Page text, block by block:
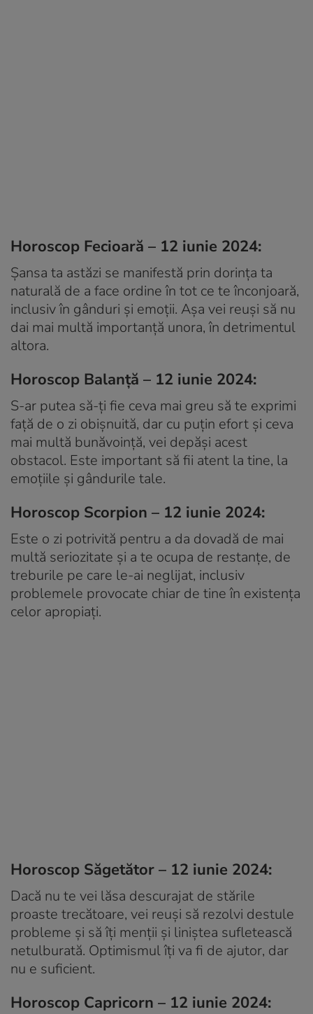
Horoscop Fecioară – 12 iunie 2024:
Șansa ta astăzi se manifestă prin dorința ta
naturală de a face ordine în tot ce te înconjoară,
inclusiv în gânduri și emoții. Așa vei reuși să nu
dai mai multă importanță unora, în detrimentul
altora.
Horoscop Balanță – 12 iunie 2024:
S-ar putea să-ți fie ceva mai greu să te exprimi
față de o zi obișnuită, dar cu puțin efort și ceva
mai multă bunăvoință, vei depăși acest
obstacol. Este important să fii atent la tine, la
emoțiile și gândurile tale.
Horoscop Scorpion – 12 iunie 2024:
Este o zi potrivită pentru a da dovadă de mai
multă seriozitate și a te ocupa de restanțe, de
treburile pe care le-ai neglijat, inclusiv
problemele provocate chiar de tine în existența
celor apropiați.
Horoscop Săgetător – 12 iunie 2024:
Dacă nu te vei lăsa descurajat de stările
proaste trecătoare, vei reuși să rezolvi destule
probleme și să îți menții și liniștea sufletească
netulburată. Optimismul îți va fi de ajutor, dar
nu e suficient.
Horoscop Capricorn – 12 iunie 2024: